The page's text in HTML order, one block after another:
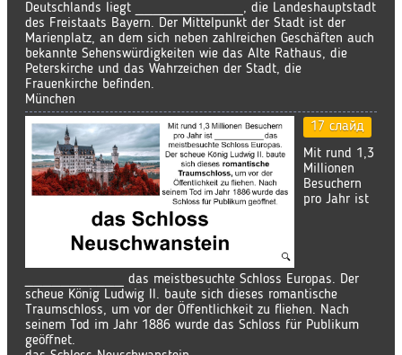
Deutschlands liegt ____________, die Landeshauptstadt
des Freistaats Bayern. Der Mittelpunkt der Stadt ist der
Marienplatz, an dem sich neben zahlreichen Geschäften auch
bekannte Sehenswürdigkeiten wie das Alte Rathaus, die
Peterskirche und das Wahrzeichen der Stadt, die
Frauenkirche befinden.
München
17 слайд
Mit rund 1,3
Millionen
Besuchern
pro Jahr ist
___________ das meistbesuchte Schloss Europas. Der
scheue König Ludwig II. baute sich dieses romantische
Traumschloss, um vor der Öffentlichkeit zu fliehen. Nach
seinem Tod im Jahr 1886 wurde das Schloss für Publikum
geöffnet.